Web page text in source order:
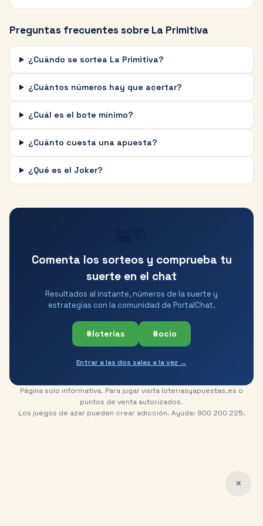
Preguntas frecuentes sobre La Primitiva
¿Cuándo se sortea La Primitiva?
¿Cuántos números hay que acertar?
¿Cuál es el bote mínimo?
¿Cuánto cuesta una apuesta?
¿Qué es el Joker?
Comenta los sorteos y comprueba tu
suerte en el chat
Resultados al instante, números de la suerte y
estrategias con la comunidad de PortalChat.
#loterias #ocio
Entrar a las dos salas a la vez →
Página solo informativa. Para jugar visita loteriasyapuestas.es o
puntos de venta autorizados.
Los juegos de azar pueden crear adicción. Ayuda: 900 200 225.
✕